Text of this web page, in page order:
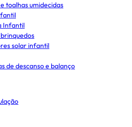
toalhas umidecidas
Infantil
solar infantil
de descanso e balanço